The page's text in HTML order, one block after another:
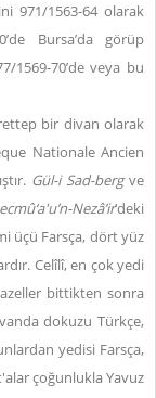
971/1563-64 olarak
Bursa’da görüp
1569-70’de veya bu
bir divan olarak
Nationale Ancien
Gül-i Sad-bergve
û‘a'u’n-Nezâ’ir’deki
üçü Farsça, dört yüz
Celîlî, en çok yedi
bittikten sonra
dokuzu Türkçe,
yedisi Farsça,
çoğunlukla Yavuz